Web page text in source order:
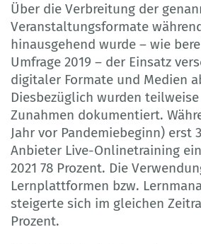
Über die Verbreitung der
Veranstaltungsformate
hinausgehend wurde – wie
Umfrage 2019 – der Einsatz
digitaler Formate und Medien
Diesbezüglich wurden
Zunahmen dokumentiert.
Jahr vor Pandemiebeginn) erst
Anbieter Live-Onlinetraining
2021 78 Prozent. Die
Lernplattformen bzw.
steigerte sich im gleichen
Prozent.